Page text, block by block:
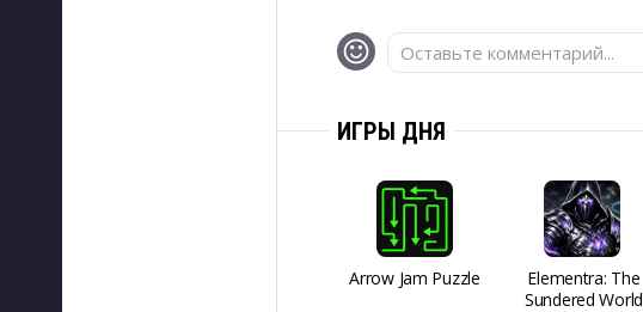
Оставьте комментарий...
ИГРЫ ДНЯ
Arrow Jam Puzzle
Elementra: The
Sundered World